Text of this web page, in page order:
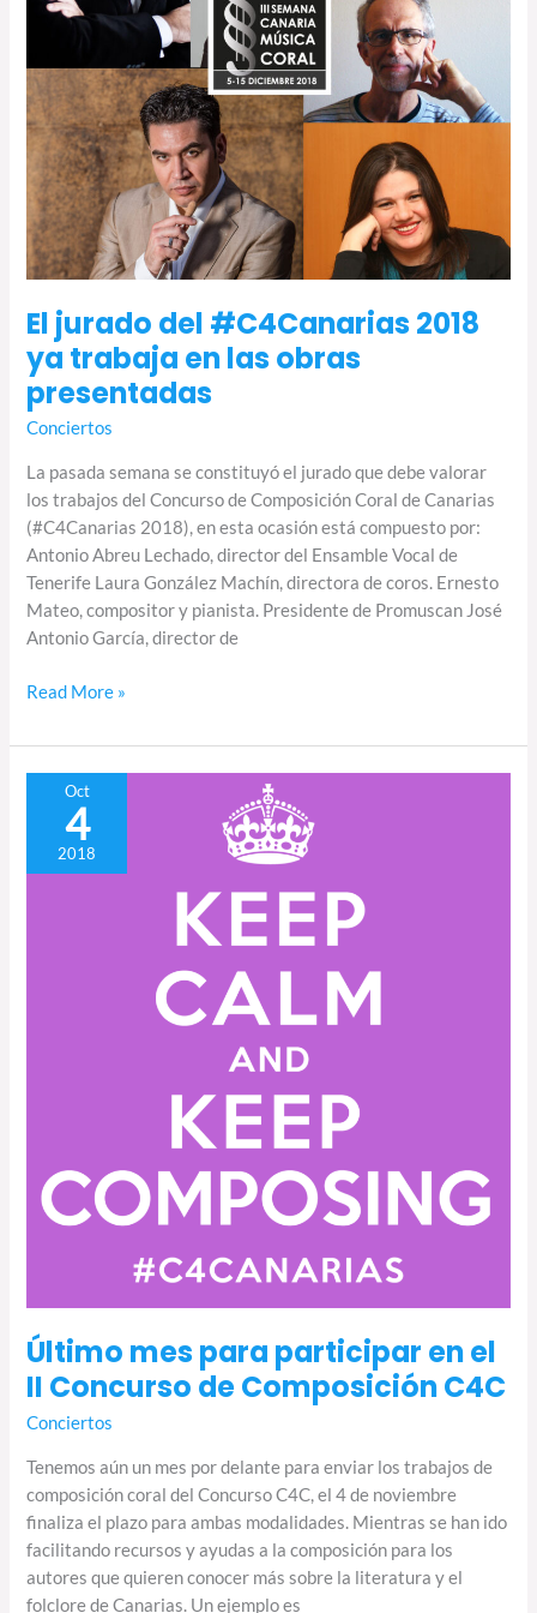
El jurado del #C4Canarias 2018
ya trabaja en las obras
presentadas
Conciertos
La pasada semana se constituyó el jurado que debe valorar
los trabajos del Concurso de Composición Coral de Canarias
(#C4Canarias 2018), en esta ocasión está compuesto por:
Antonio Abreu Lechado, director del Ensamble Vocal de
Tenerife Laura González Machín, directora de coros. Ernesto
Mateo, compositor y pianista. Presidente de Promuscan José
Antonio García, director de
presentadas
Read More »
Oct
4
2018
Último mes para participar en el
II Concurso de Composición C4C
Conciertos
Tenemos aún un mes por delante para enviar los trabajos de
composición coral del Concurso C4C, el 4 de noviembre
finaliza el plazo para ambas modalidades. Mientras se han ido
facilitando recursos y ayudas a la composición para los
autores que quieren conocer más sobre la literatura y el
folclore de Canarias. Un ejemplo es
Último